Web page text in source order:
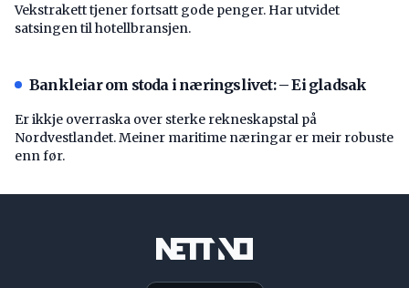
Vekstrakett tjener fortsatt gode penger. Har utvidet
satsingen til hotellbransjen.
Bankleiar om stoda i næringslivet: – Ei gladsak
Er ikkje overraska over sterke rekneskapstal på
Nordvestlandet. Meiner maritime næringar er meir robuste
enn før.